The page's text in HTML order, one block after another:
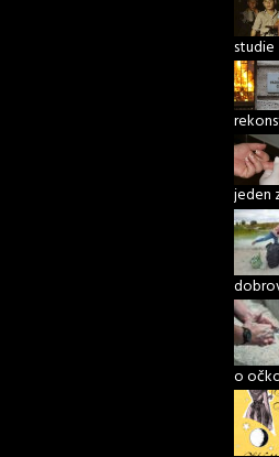
studie
jeden
o